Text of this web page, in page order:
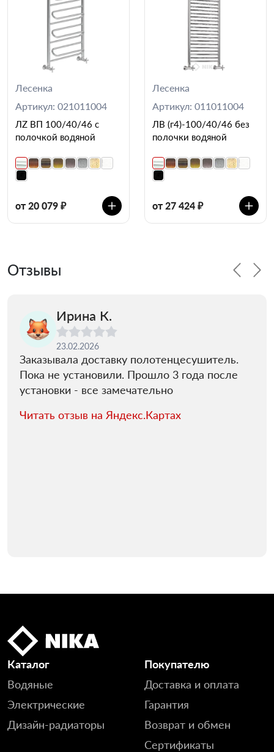
Лесенка
Артикул: 021011004
ЛZ ВП 100/40/46 с
полочкой водяной
от 20 079 ₽
Лесенка
Артикул: 011011004
ЛВ (г4)-100/40/46 без
полочки водяной
от 27 424 ₽
Отзывы
Ирина К.
23.02.2026
Заказывала доставку полотенцесушитель.
Пока не установили. Прошло 3 года после
установки - все замечательно
Читать отзыв на Яндекс.Картах
Каталог
Водяные
Электрические
Дизайн-радиаторы
Покупателю
Доставка и оплата
Гарантия
Возврат и обмен
Сертификаты